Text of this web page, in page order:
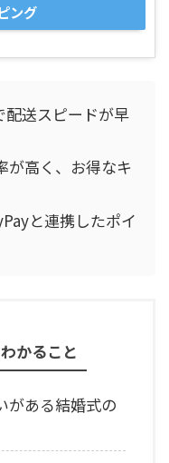
ング
送スピードが早
が高く、お得なキ
と連携したポイ
かること
がある結婚式の